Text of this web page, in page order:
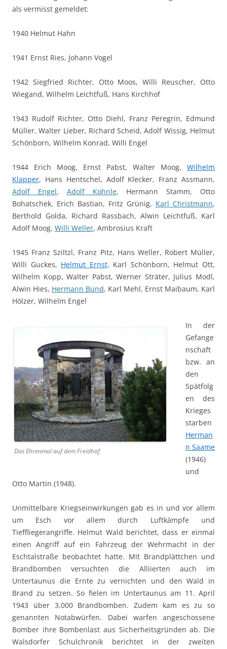
als vermisst gemeldet:
1940 Helmut Hahn
1941 Ernst Ries, Johann Vogel
1942 Siegfried Richter, Otto Moos, Willi Reuscher, Otto
Wiegand, Wilhelm Leichtfuß, Hans Kirchhof
1943 Rudolf Richter, Otto Diehl, Franz Peregrin, Edmund
Müller, Walter Lieber, Richard Scheid, Adolf Wissig, Helmut
Schönborn, Wilhelm Konrad, Willi Engel
1944 Erich Moog, Ernst Pabst, Walter Moog, Wilhelm
Klapper, Hans Hentschel, Adolf Klecker, Franz Assmann,
Adolf Engel, Adolf Kohnle, Hermann Stamm, Otto
Bohatschek, Erich Bastian, Fritz Grünig, Karl Christmann,
Berthold Golda, Richard Rassbach, Alwin Leichtfuß, Karl
Adolf Moog, Willi Weller, Ambrosius Kraft
1945 Franz Sziltzl, Franz Pitz, Hans Weller, Robert Müller,
Willi Guckes, Helmut Ernst, Karl Schönborn, Helmut Ott,
Wilhelm Kopp, Walter Pabst, Werner Sträter, Julius Modl,
Alwin Hies, Hermann Bund, Karl Mehl, Ernst Maibaum, Karl
Hölzer, Wilhelm Engel
Das Ehrenmal auf dem Freidhof
In der
Gefange
nschaft
bzw. an
den
Spätfolg
en des
Krieges
starben
Herman
n Saame
(1946)
und
Otto Martin (1948).
Unmittelbare Kriegseinwirkungen gab es in und vor allem
um Esch vor allem durch Luftkämpfe und
Tieffliegerangriffe. Helmut Wald berichtet, dass er einmal
einen Angriff auf ein Fahrzeug der Wehrmacht in der
Eschtalstraße beobachtet hatte. Mit Brandplättchen und
Brandbomben versuchten die Alliierten auch im
Untertaunus die Ernte zu vernichten und den Wald in
Brand zu setzen. So fielen im Untertaunus am 11. April
1943 über 3.000 Brandbomben. Zudem kam es zu so
genannten Notabwürfen. Dabei warfen angeschossene
Bomber ihre Bombenlast aus Sicherheitsgründen ab. Die
Walsdorfer Schulchronik berichtet in der zweiten